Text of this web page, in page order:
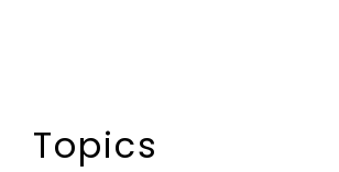
Topics